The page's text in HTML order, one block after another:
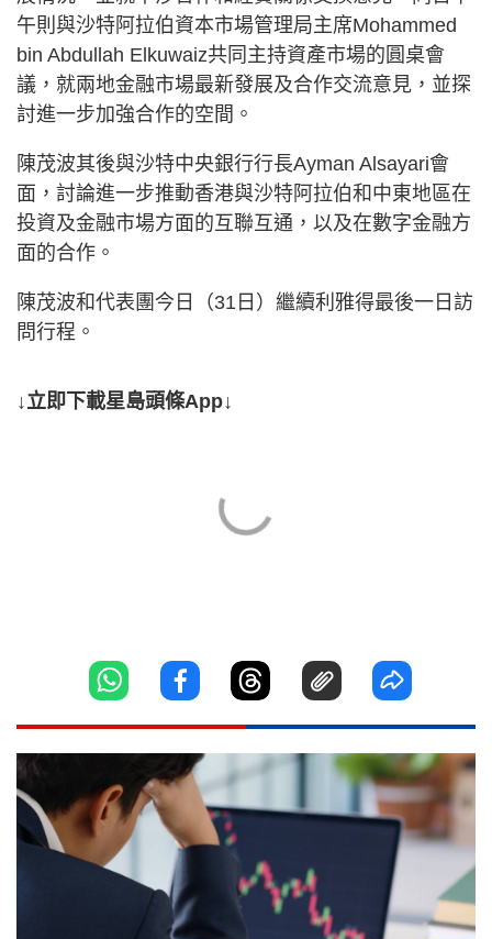
午則與沙特阿拉伯資本市場管理局主席Mohammed
bin Abdullah Elkuwaiz共同主持資產市場的圓桌會
議，就兩地金融市場最新發展及合作交流意見，並探
討進一步加強合作的空間。
陳茂波其後與沙特中央銀行行長Ayman Alsayari會
面，討論進一步推動香港與沙特阿拉伯和中東地區在
投資及金融市場方面的互聯互通，以及在數字金融方
面的合作。
陳茂波和代表團今日（31日）繼續利雅得最後一日訪
問行程。
↓立即下載星島頭條App↓